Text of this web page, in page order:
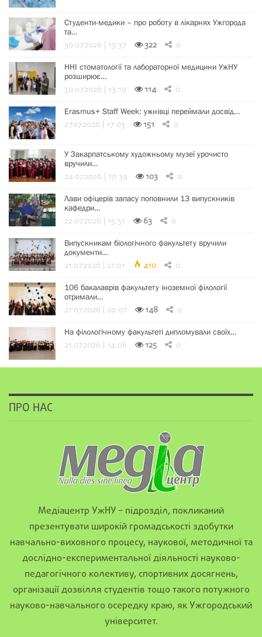
Студенти-медики – про роботу в лікарнях Ужгорода
та…
30.07.2026 | 13:37 322 0
ННІ стоматології та лабораторної медицини УжНУ
розширює…
30.07.2026 | 13:19 114 0
Erasmus+ Staff Week: ужнівці переймали досвід…
27.07.2026 | 17:03 151 0
У Закарпатському художньому музеї урочисто
вручили…
24.07.2026 | 10:39 103 0
Лави офіцерів запасу поповнили 13 випускників
кафедри…
22.07.2026 | 15:51 63 0
Випускникам біологічного факультету вручили
документи…
21.07.2026 | 21:01 410 0
106 бакалаврів факультету іноземної філології
отримали…
21.07.2026 | 20:07 148 0
На філологічному факультеті дипломували своїх…
21.07.2026 | 14:06 125 0
ПРО НАС
Медіацентр УжНУ – підрозділ, покликаний
презентувати широкій громадськості здобутки
навчально-виховного процесу, наукової, методичної та
дослідно-експериментальної діяльності науково-
педагогічного колективу, спортивних досягнень,
організації дозвілля студентів тощо такого потужного
науково-навчального осередку краю, як Ужгородський
університет.